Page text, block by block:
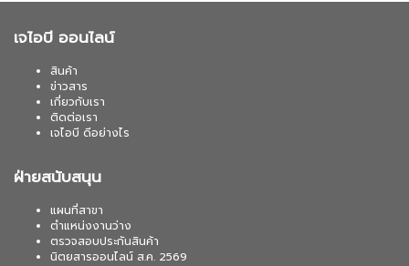
เจไอบี ออนไลน์
สินค้า
ข่าวสาร
เกี่ยวกับเรา
ติดต่อเรา
เจไอบี ดีอย่างไร
ฝ่ายสนับสนุน
แผนที่สาขา
ตำแหน่งงานว่าง
ตรวจสอบประกันสินค้า
นิตยสารออนไลน์ ส.ค. 2569